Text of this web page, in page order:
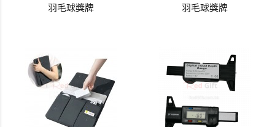
羽毛球獎牌 羽毛球獎牌